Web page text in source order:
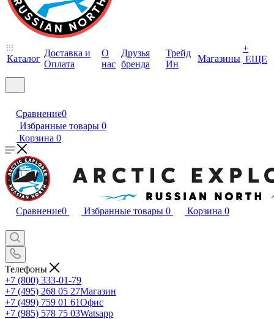
Каталог
Доставка и
Оплата
О
нас
Друзья
бренда
Трейд
Ин
Магазины
+
ЕЩЕ
Сравнение0
Избранные товары 0
Корзина 0
Сравнение0 Избранные товары 0 Корзина 0
Телефоны
+7 (800) 333-01-79
+7 (495) 268 05 27Магазин
+7 (499) 759 01 61Офис
+7 (985) 578 75 03Watsapp